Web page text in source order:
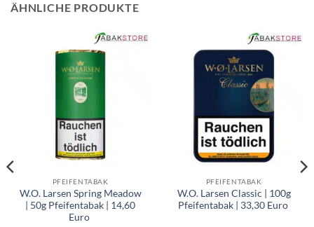
ÄHNLICHE PRODUKTE
PFEIFENTABAK
W.O. Larsen Spring Meadow
| 50g Pfeifentabak | 14,60
Euro
PFEIFENTABAK
W.O. Larsen Classic | 100g
Pfeifentabak | 33,30 Euro